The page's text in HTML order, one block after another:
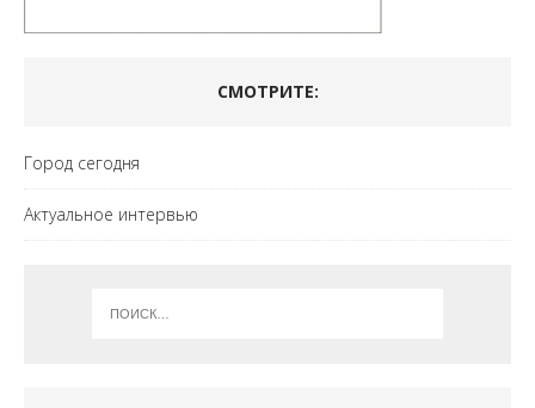
СМОТРИТЕ:
Город сегодня
Актуальное интервью